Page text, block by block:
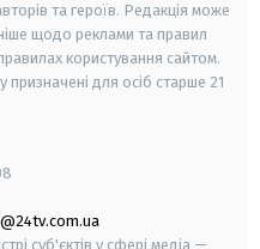
та героїв. Редакція може
щодо реклами та правил
користування сайтом.
призначені для осіб старше 21
суб'єктів у сфері медіа —